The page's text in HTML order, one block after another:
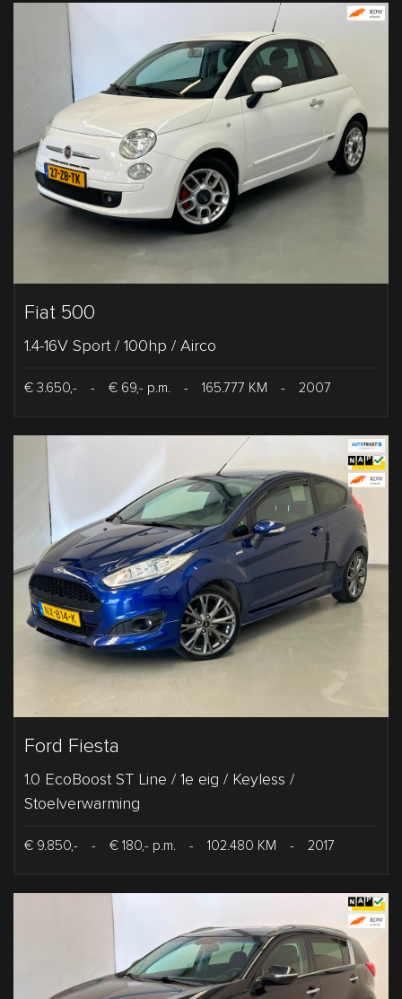
Fiat 500
1.4-16V Sport / 100hp / Airco
€ 3.650,- - € 69,- p.m. - 165.777 KM - 2007
Ford Fiesta
1.0 EcoBoost ST Line / 1e eig / Keyless /
Stoelverwarming
€ 9.850,- - € 180,- p.m. - 102.480 KM - 2017